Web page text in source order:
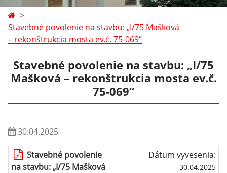
Stavebné povolenie na stavbu: „I/75 Mašková
– rekonštrukcia mosta ev.č. 75-069“
Stavebné povolenie na stavbu: „I/75
Mašková – rekonštrukcia mosta ev.č.
75-069“
30.04.2025
Stavebné povolenie
na stavbu: „I/75 Mašková
Dátum vyvesenia:
30.04.2025